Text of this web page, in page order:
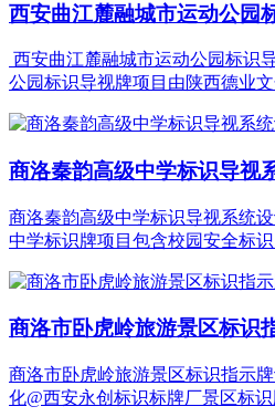
西安曲江麓融城市运动公园
西安曲江麓融城市运动公园标识
公园标识导视牌项目由陕西德业
商洛秦韵高级中学标识导视
商洛秦韵高级中学标识导视系统
中学标识牌项目包含校园安全标
商洛市卧虎岭旅游景区标识
商洛市卧虎岭旅游景区标识指示
化@西安永创标识标牌厂景区标